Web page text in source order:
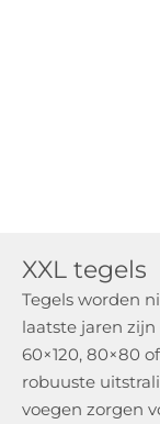
XXL tegels
Tegels worden
laatste jaren
60×120, 80×80
robuuste
voegen zorgen